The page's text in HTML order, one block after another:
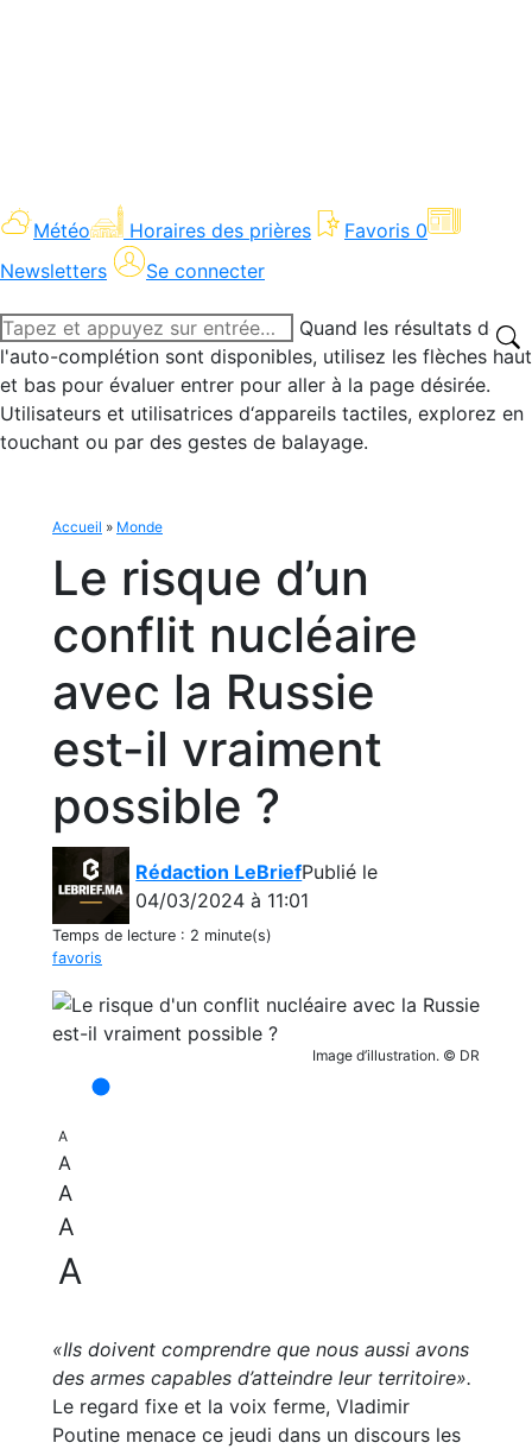
Météo Horaires des prières Favoris 0
Newsletters
Se connecter
Recherche
:
Quand les résultats de
l'auto-complétion sont disponibles, utilisez les flèches haut
et bas pour évaluer entrer pour aller à la page désirée.
Utilisateurs et utilisatrices d‘appareils tactiles, explorez en
touchant ou par des gestes de balayage.
Accueil » Monde
Le risque d’un
conflit nucléaire
avec la Russie
est-il vraiment
possible ?
Rédaction LeBriefPublié le
04/03/2024 à 11:01
Temps de lecture : 2 minute(s)
favoris
Image d’illustration. © DR
A
A
A
A
A
«Ils doivent comprendre que nous aussi avons
des armes capables d’atteindre leur territoire».
Le regard fixe et la voix ferme, Vladimir
Poutine menace ce jeudi dans un discours les